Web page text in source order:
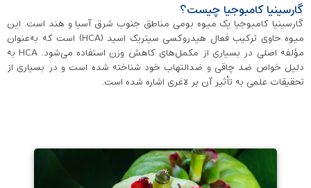
گارسینیا کامبوجیا چیست؟
گارسینیا کامبوجیا یک میوه بومی مناطق جنوب شرق آسیا و هند است. این
میوه حاوی ترکیب فعال هیدروکسی سیتریک اسید (HCA) است که به‌عنوان
مؤلفه اصلی در بسیاری از مکمل‌های کاهش وزن استفاده می‌شود. HCA به
دلیل خواص ضد چاقی و ضدالتهاب خود شناخته شده است و در بسیاری از
تحقیقات علمی به تأثیر آن بر لاغری اشاره شده است.